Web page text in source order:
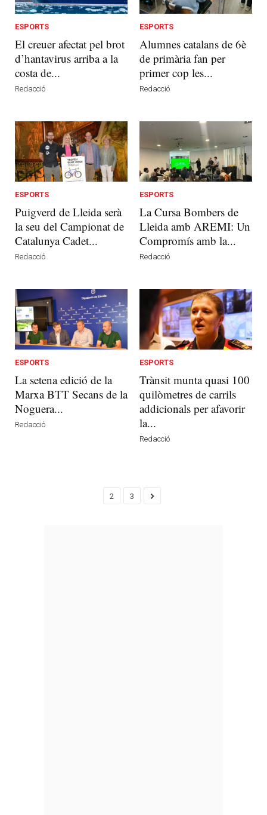
ESPORTS
El creuer afectat pel brot
d’hantavirus arriba a la
costa de...
Redacció
ESPORTS
Alumnes catalans de 6è
de primària fan per
primer cop les...
Redacció
ESPORTS
Puigverd de Lleida serà
la seu del Campionat de
Catalunya Cadet...
Redacció
ESPORTS
La Cursa Bombers de
Lleida amb AREMI: Un
Compromís amb la...
Redacció
ESPORTS
La setena edició de la
Marxa BTT Secans de la
Noguera...
Redacció
ESPORTS
Trànsit munta quasi 100
quilòmetres de carrils
addicionals per afavorir
la...
Redacció
2 3